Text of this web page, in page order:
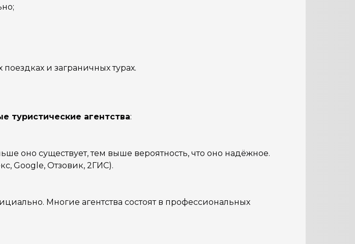
и заграничных турах.
туристические агентства:
оно существует, тем выше вероятность, что оно надёжное.
Google, Отзовик, 2ГИС).
Многие агентства состоят в профессиональных